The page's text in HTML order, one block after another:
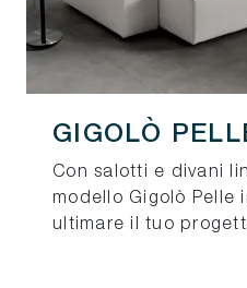
GIGOLÒ
Con salotti e divani
modello Gigolò Pelle
ultimare il tuo